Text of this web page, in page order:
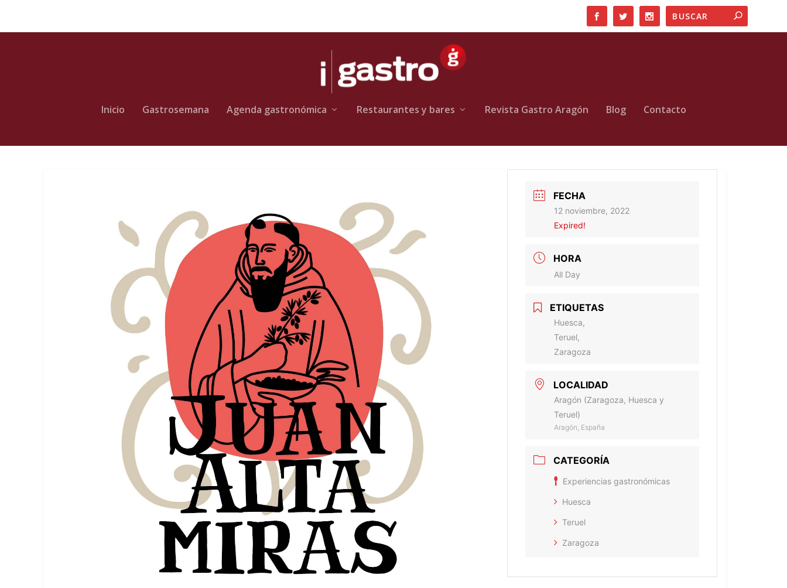
Inicio Gastrosemana Agenda gastronómica Restaurantes y bares Revista Gastro Aragón Blog Contacto
FECHA
12 noviembre, 2022
Expired!
HORA
All Day
ETIQUETAS
Huesca,
Teruel,
Zaragoza
LOCALIDAD
Aragón (Zaragoza, Huesca y
Teruel)
Aragón, España
CATEGORÍA
Experiencias gastronómicas
Huesca
Teruel
Zaragoza